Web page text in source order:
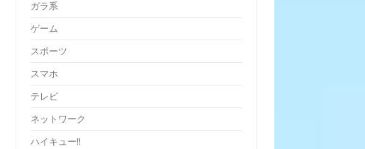
ガラ系
ゲーム
スポーツ
スマホ
テレビ
ネットワーク
ハイキュー!!